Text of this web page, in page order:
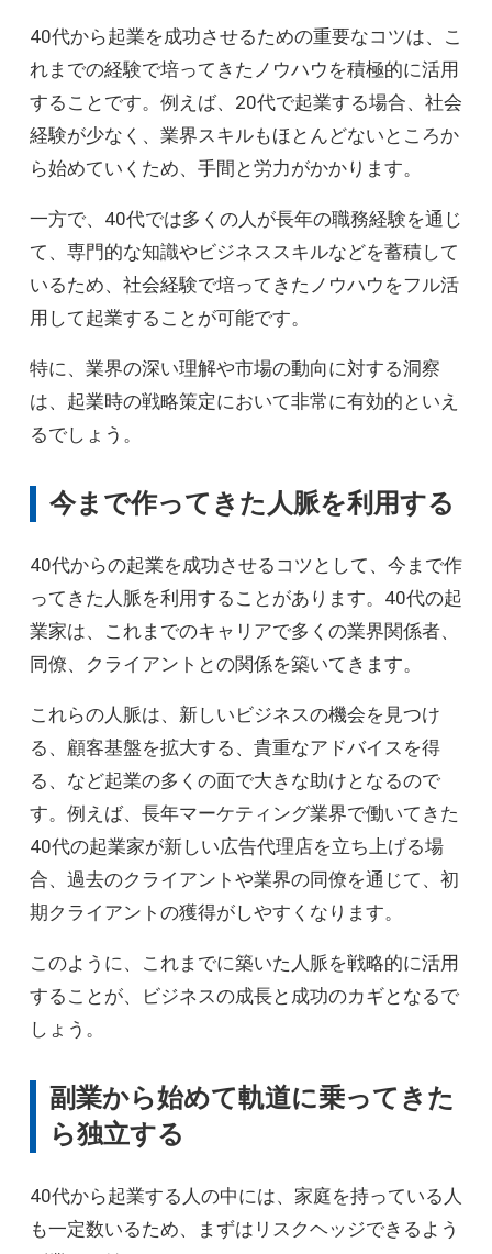
40代から起業を成功させるための重要なコツは、こ
れまでの経験で培ってきたノウハウを積極的に活用
することです。例えば、20代で起業する場合、社会
経験が少なく、業界スキルもほとんどないところか
ら始めていくため、手間と労力がかかります。
一方で、40代では多くの人が長年の職務経験を通じ
て、専門的な知識やビジネススキルなどを蓄積して
いるため、社会経験で培ってきたノウハウをフル活
用して起業することが可能です。
特に、業界の深い理解や市場の動向に対する洞察
は、起業時の戦略策定において非常に有効的といえ
るでしょう。
今まで作ってきた人脈を利用する
40代からの起業を成功させるコツとして、今まで作
ってきた人脈を利用することがあります。40代の起
業家は、これまでのキャリアで多くの業界関係者、
同僚、クライアントとの関係を築いてきます。
これらの人脈は、新しいビジネスの機会を見つけ
る、顧客基盤を拡大する、貴重なアドバイスを得
る、など起業の多くの面で大きな助けとなるので
す。例えば、長年マーケティング業界で働いてきた
40代の起業家が新しい広告代理店を立ち上げる場
合、過去のクライアントや業界の同僚を通じて、初
期クライアントの獲得がしやすくなります。
このように、これまでに築いた人脈を戦略的に活用
することが、ビジネスの成長と成功のカギとなるで
しょう。
副業から始めて軌道に乗ってきた
ら独立する
40代から起業する人の中には、家庭を持っている人
も一定数いるため、まずはリスクヘッジできるよう